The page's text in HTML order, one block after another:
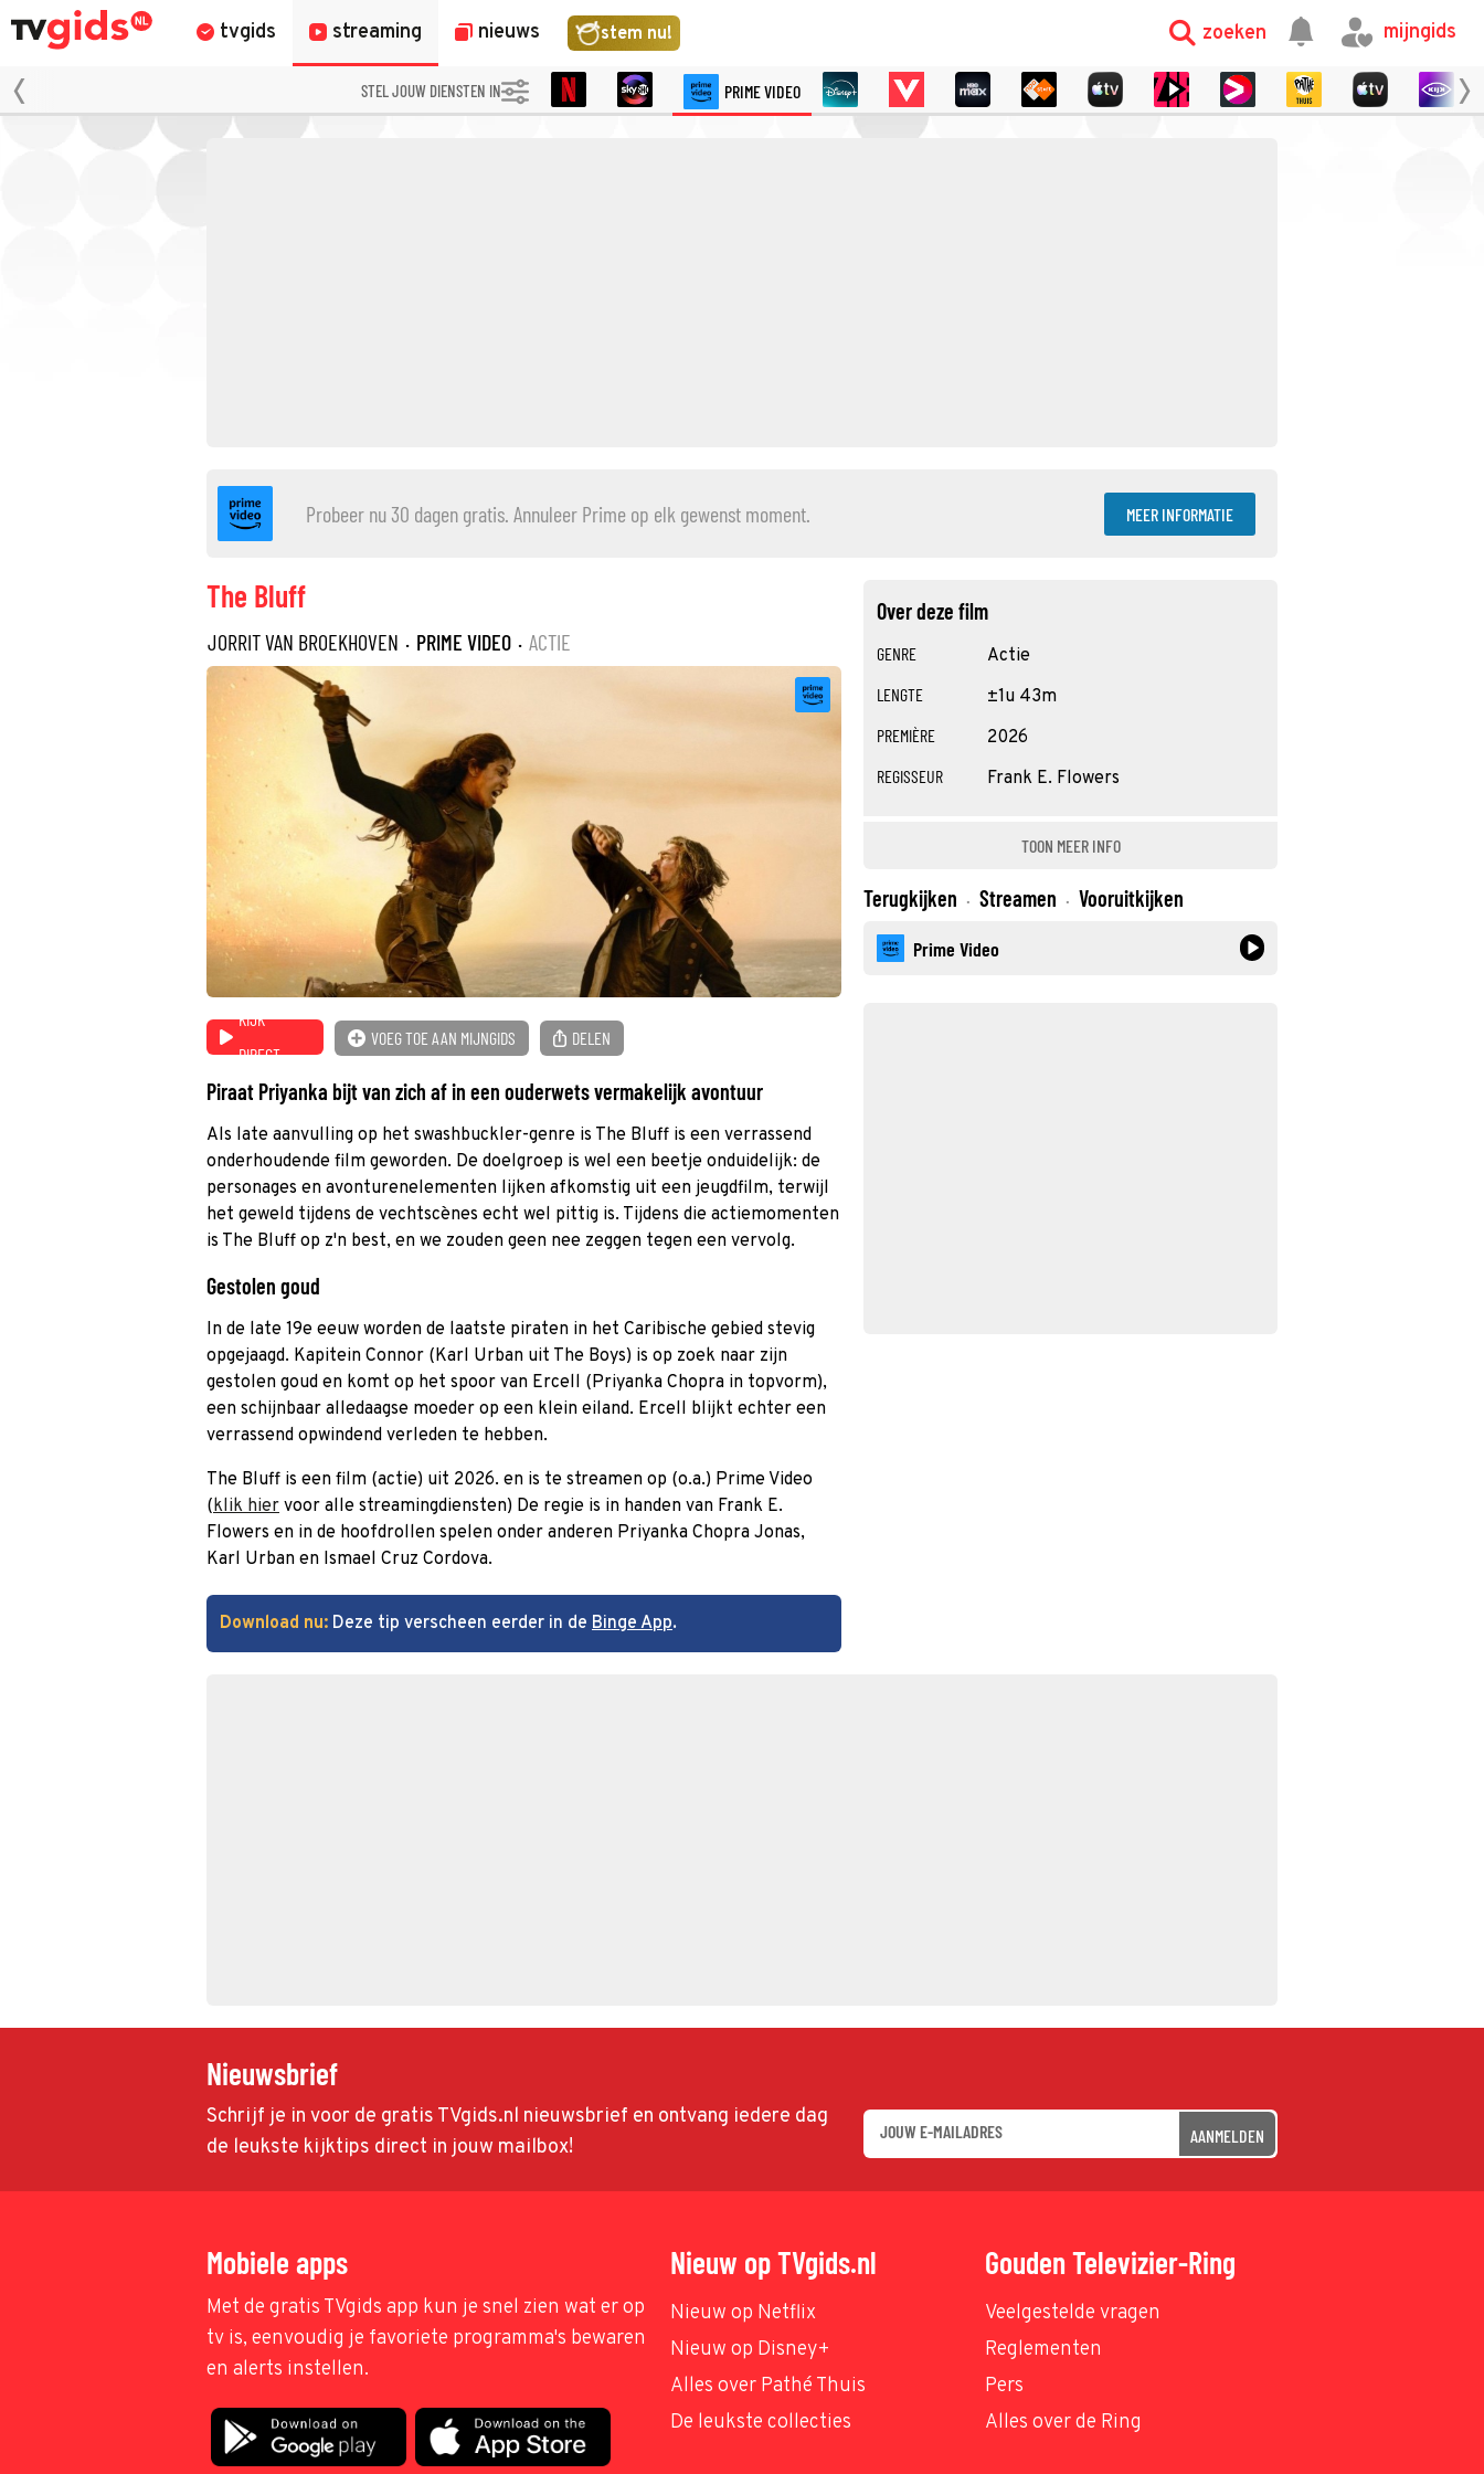
tvgids streaming nieuws stem nu! zoeken mijngids
STEL JOUW DIENSTEN IN PRIME VIDEO
Probeer nu 30 dagen gratis. Annuleer Prime op elk gewenst moment. MEER INFORMATIE
The Bluff
JORRIT VAN BROEKHOVEN · PRIME VIDEO · ACTIE
KIJK
DIRECT
VOEG TOE AAN MIJNGIDS DELEN
Piraat Priyanka bijt van zich af in een ouderwets vermakelijk avontuur
Als late aanvulling op het swashbuckler-genre is The Bluff is een verrassend
onderhoudende film geworden. De doelgroep is wel een beetje onduidelijk: de
personages en avonturenelementen lijken afkomstig uit een jeugdfilm, terwijl
het geweld tijdens de vechtscènes echt wel pittig is. Tijdens die actiemomenten
is The Bluff op z'n best, en we zouden geen nee zeggen tegen een vervolg.
Gestolen goud
In de late 19e eeuw worden de laatste piraten in het Caribische gebied stevig
opgejaagd. Kapitein Connor (Karl Urban uit The Boys) is op zoek naar zijn
gestolen goud en komt op het spoor van Ercell (Priyanka Chopra in topvorm),
een schijnbaar alledaagse moeder op een klein eiland. Ercell blijkt echter een
verrassend opwindend verleden te hebben.
The Bluff is een film (actie) uit 2026. en is te streamen op (o.a.) Prime Video
(klik hier voor alle streamingdiensten) De regie is in handen van Frank E.
Flowers en in de hoofdrollen spelen onder anderen Priyanka Chopra Jonas,
Karl Urban en Ismael Cruz Cordova.
Download nu: Deze tip verscheen eerder in de Binge App.
Over deze film
GENRE Actie
LENGTE ±1u 43m
PREMIÈRE 2026
REGISSEUR Frank E. Flowers
TOON MEER INFO
Terugkijken · Streamen · Vooruitkijken
Prime Video
Nieuwsbrief
Schrijf je in voor de gratis TVgids.nl nieuwsbrief en ontvang iedere dag
de leukste kijktips direct in jouw mailbox!
AANMELDEN
Mobiele apps
Met de gratis TVgids app kun je snel zien wat er op
tv is, eenvoudig je favoriete programma's bewaren
en alerts instellen.
Nieuw op TVgids.nl
Nieuw op Netflix
Nieuw op Disney+
Alles over Pathé Thuis
De leukste collecties
Gouden Televizier-Ring
Veelgestelde vragen
Reglementen
Pers
Alles over de Ring